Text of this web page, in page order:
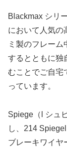
Blackmax シリ
において人気の
ミ製のフレー
するとともに独
むことでご自宅
っています。
Spiege（l シュ
し、214
ブレーキワイヤ